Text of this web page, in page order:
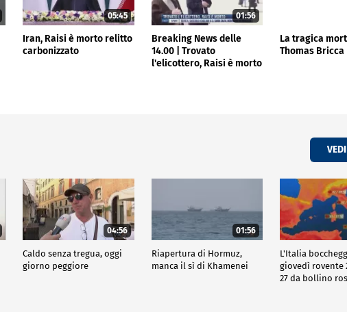
05:45
Iran, Raisi è morto relitto
carbonizzato
01:56
Breaking News delle
14.00 | Trovato
l'elicottero, Raisi è morto
La tragica
Thomas Bricca
04:56
Caldo senza tregua, oggi
giorno peggiore
01:56
Riapertura di Hormuz,
manca il sì di Khamenei
L'Italia
giovedì rovente
27 da bollino